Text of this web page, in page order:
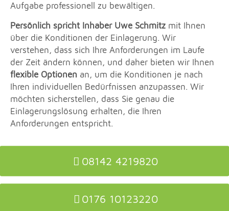
Aufgabe professionell zu bewältigen.
Persönlich spricht Inhaber Uwe Schmitz mit Ihnen
über die Konditionen der Einlagerung. Wir
verstehen, dass sich Ihre Anforderungen im Laufe
der Zeit ändern können, und daher bieten wir Ihnen
flexible Optionen an, um die Konditionen je nach
Ihren individuellen Bedürfnissen anzupassen. Wir
möchten sicherstellen, dass Sie genau die
Einlagerungslösung erhalten, die Ihren
Anforderungen entspricht.
08142 4219820
0176 10123220